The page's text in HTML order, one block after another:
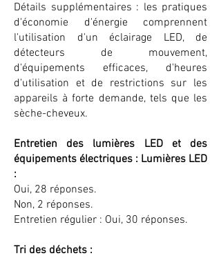
Détails supplémentaires : les pratiques
d'économie d'énergie comprennent
l'utilisation d'un éclairage LED, de
détecteurs de mouvement,
d'équipements efficaces, d'heures
d'utilisation et de restrictions sur les
appareils à forte demande, tels que les
sèche-cheveux.
Entretien des lumières LED et des
équipements électriques : Lumières LED
:
Oui, 28 réponses.
Non, 2 réponses.
Entretien régulier : Oui, 30 réponses.
Tri des déchets :